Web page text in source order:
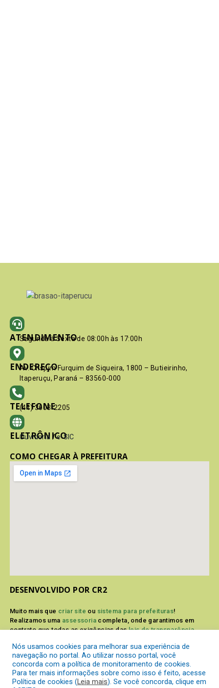
ATENDIMENTO
Segunda à Sexta de 08:00h às 17:00h
ENDEREÇO
Av. Crispim Furquim de Siqueira, 1800 – Butieirinho,
Itaperuçu, Paraná – 83560-000
TELEFONE
(41) 3603-2205
ELETRÔNICO
Ouvidoria / e-SIC
COMO CHEGAR À PREFEITURA
DESENVOLVIDO POR CR2
Muito mais que criar site ou sistema para prefeituras!
Realizamos uma assessoria completa, onde garantimos em
contrato que todas as exigências dasleis de transparência
Conheça oPNTPe oRadar da Transparência Pública
Nós usamos cookies para melhorar sua experiência de
navegação no portal. Ao utilizar nosso portal, você
concorda com a política de monitoramento de cookies.
Para ter mais informações sobre como isso é feito, acesse
Política de cookies (Leia mais). Se você concorda, clique em